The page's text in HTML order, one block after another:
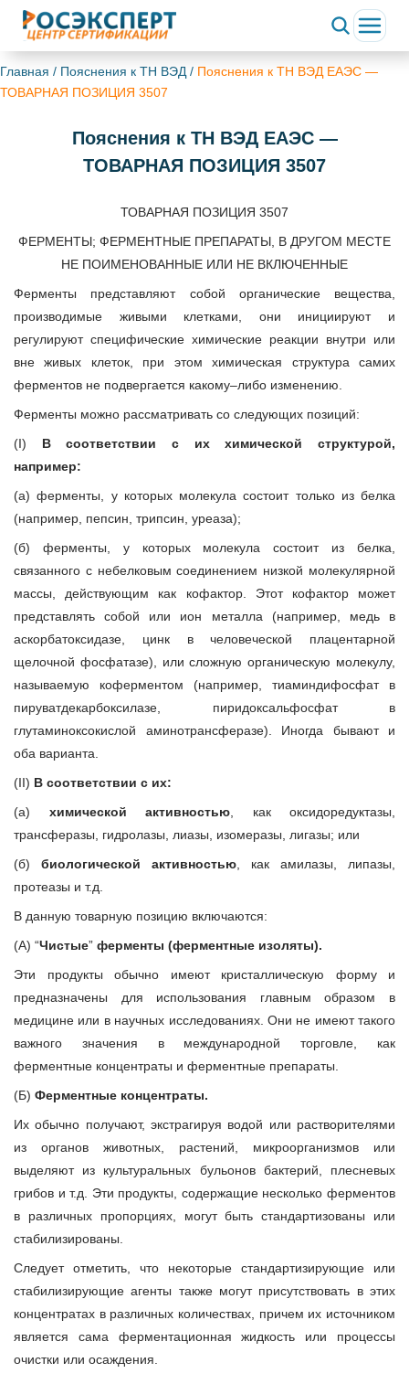
Главная / Пояснения к ТН ВЭД / Пояснения к ТН ВЭД ЕАЭС —
ТОВАРНАЯ ПОЗИЦИЯ 3507
Пояснения к ТН ВЭД ЕАЭС —
ТОВАРНАЯ ПОЗИЦИЯ 3507
ТОВАРНАЯ ПОЗИЦИЯ 3507
ФЕРМЕНТЫ; ФЕРМЕНТНЫЕ ПРЕПАРАТЫ, В ДРУГОМ МЕСТЕ
НЕ ПОИМЕНОВАННЫЕ ИЛИ НЕ ВКЛЮЧЕННЫЕ
Ферменты представляют собой органические вещества,
производимые живыми клетками, они инициируют и
регулируют специфические химические реакции внутри или
вне живых клеток, при этом химическая структура самих
ферментов не подвергается какому–либо изменению.
Ферменты можно рассматривать со следующих позиций:
(I) В соответствии с их химической структурой,
например:
(а) ферменты, у которых молекула состоит только из белка
(например, пепсин, трипсин, уреаза);
(б) ферменты, у которых молекула состоит из белка,
связанного с небелковым соединением низкой молекулярной
массы, действующим как кофактор. Этот кофактор может
представлять собой или ион металла (например, медь в
аскорбатоксидазе, цинк в человеческой плацентарной
щелочной фосфатазе), или сложную органическую молекулу,
называемую коферментом (например, тиаминдифосфат в
пируватдекарбоксилазе, пиридоксальфосфат в
глутаминоксокислой аминотрансферазе). Иногда бывают и
оба варианта.
(II) В соответствии с их:
(а) химической активностью , как оксидоредуктазы,
трансферазы, гидролазы, лиазы, изомеразы, лигазы; или
(б) биологической активностью , как амилазы, липазы,
протеазы и т.д.
В данную товарную позицию включаются:
(А) “Чистые” ферменты (ферментные изоляты).
Эти продукты обычно имеют кристаллическую форму и
предназначены для использования главным образом в
медицине или в научных исследованиях. Они не имеют такого
важного значения в международной торговле, как
ферментные концентраты и ферментные препараты.
(Б) Ферментные концентраты.
Их обычно получают, экстрагируя водой или растворителями
из органов животных, растений, микроорганизмов или
выделяют из культуральных бульонов бактерий, плесневых
грибов и т.д. Эти продукты, содержащие несколько ферментов
в различных пропорциях, могут быть стандартизованы или
стабилизированы.
Следует отметить, что некоторые стандартизирующие или
стабилизирующие агенты также могут присутствовать в этих
концентратах в различных количествах, причем их источником
является сама ферментационная жидкость или процессы
очистки или осаждения.